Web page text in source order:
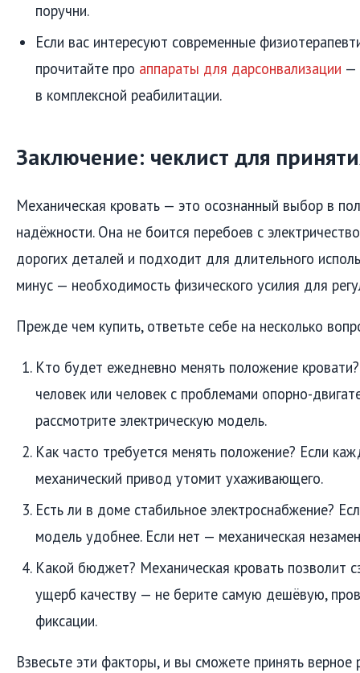
поручни.
Если вас интересуют современные
прочитайте про аппараты для дарсонвализации —
в комплексной реабилитации.
Заключение: чеклист для
Механическая кровать — это осознанный выбор в
надёжности. Она не боится перебоев с
дорогих деталей и подходит для длительного
минус — необходимость физического усилия для
Прежде чем купить, ответьте себе на несколько
Кто будет ежедневно менять положение
человек или человек с проблемами опорно-
рассмотрите электрическую модель.
Как часто требуется менять положение? Если
механический привод утомит ухаживающего.
Есть ли в доме стабильное электроснабжение?
модель удобнее. Если нет — механическая
Какой бюджет? Механическая кровать позволит
ущерб качеству — не берите самую дешёвую,
фиксации.
Взвесьте эти факторы, и вы сможете принять верное